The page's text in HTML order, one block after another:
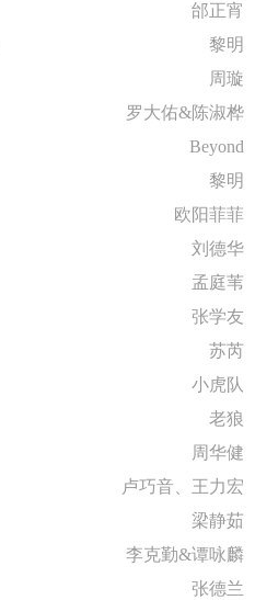
邰正宵
黎明
周璇
罗大佑&陈淑桦
Beyond
黎明
欧阳菲菲
刘德华
孟庭苇
张学友
苏芮
小虎队
老狼
周华健
卢巧音、王力宏
梁静茹
李克勤&谭咏麟
张德兰